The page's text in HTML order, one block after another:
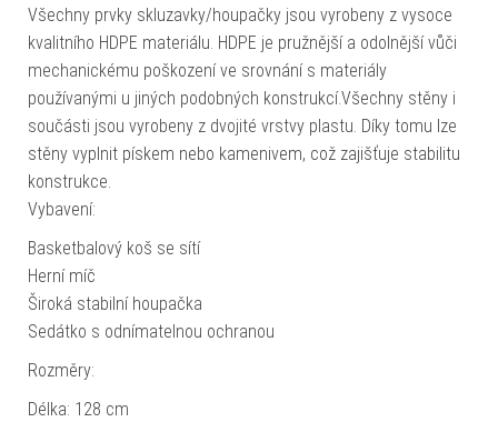
Všechny prvky skluzavky/houpačky jsou vyrobeny z vysoce
kvalitního HDPE materiálu. HDPE je pružnější a odolnější vůči
mechanickému poškození ve srovnání s materiály
používanými u jiných podobných konstrukcí.Všechny stěny i
součásti jsou vyrobeny z dvojité vrstvy plastu. Díky tomu lze
stěny vyplnit pískem nebo kamenivem, což zajišťuje stabilitu
konstrukce.
Vybavení:
Basketbalový koš se sítí
Herní míč
Široká stabilní houpačka
Sedátko s odnímatelnou ochranou
Rozměry:
Délka: 128 cm